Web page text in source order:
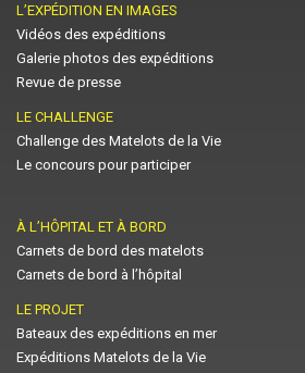
L’EXPÉDITION EN IMAGES
Vidéos des expéditions
Galerie photos des expéditions
Revue de presse
LE CHALLENGE
Challenge des Matelots de la Vie
Le concours pour participer
À L’HÔPITAL ET À BORD
Carnets de bord des matelots
Carnets de bord à l’hôpital
LE PROJET
Bateaux des expéditions en mer
Expéditions Matelots de la Vie